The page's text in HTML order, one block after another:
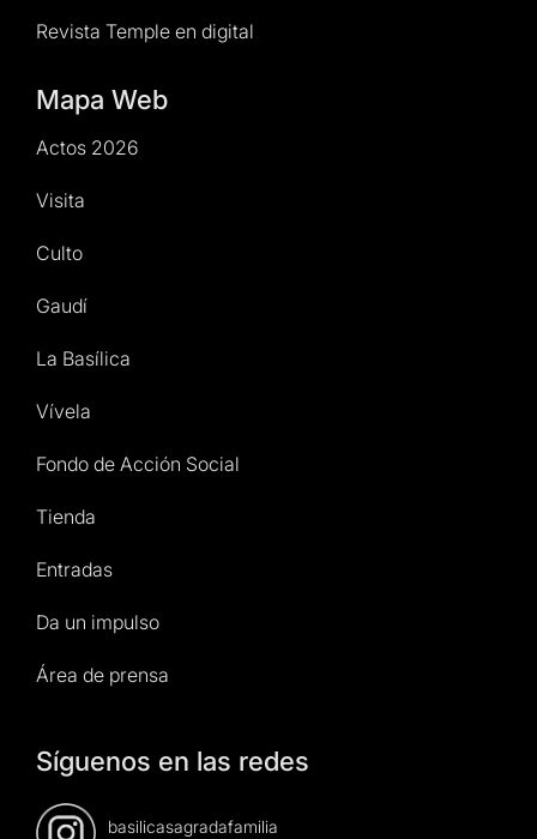
Revista Temple en digital
Mapa Web
Actos 2026
Visita
Culto
Gaudí
La Basílica
Vívela
Fondo de Acción Social
Tienda
Entradas
Da un impulso
Área de prensa
Síguenos en las redes
basilicasagradafamilia